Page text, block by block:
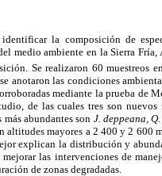
la composición de
medio ambiente en la Sierra Fría,
Se realizaron 60 muestreos
anotaron las condiciones
mediante la prueba de
de las cuales tres son
más abundantes son J. deppeana,
altitudes mayores a 2 400 y 2 600
explican la distribución y
las intervenciones de
de zonas degradadas.